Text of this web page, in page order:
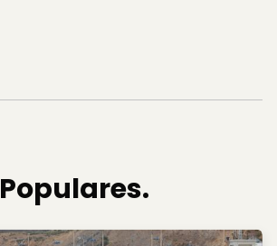
Populares.